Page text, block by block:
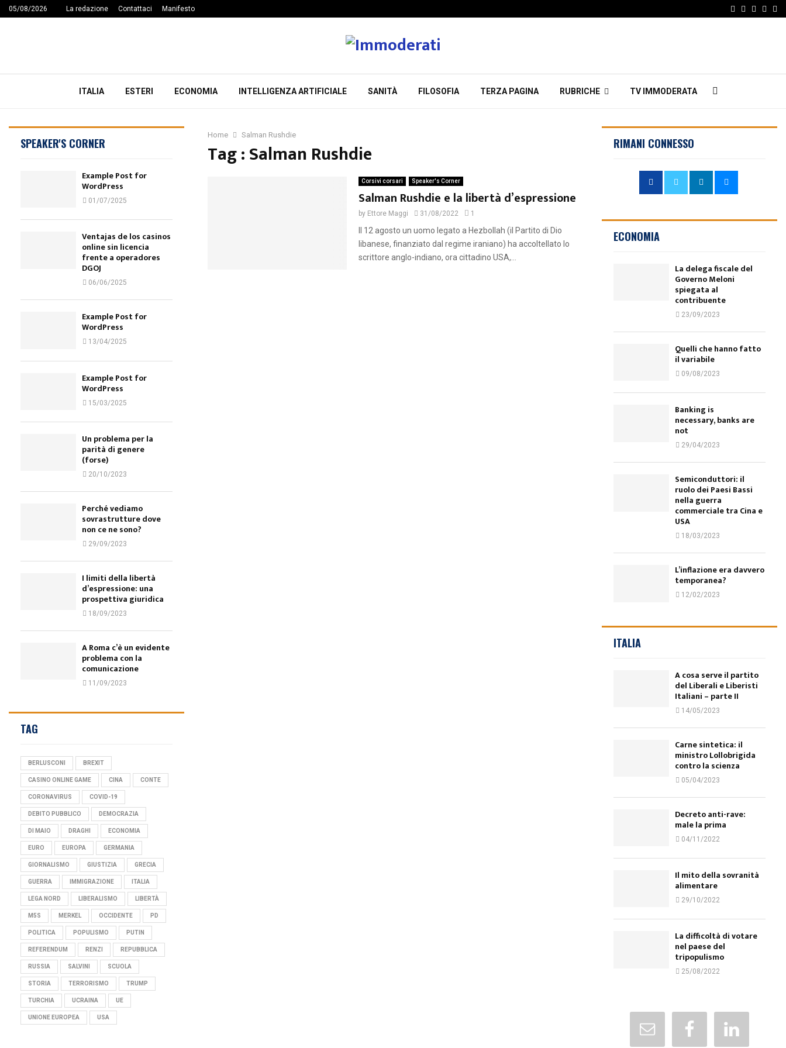
05/08/2026 La redazione Contattaci Manifesto Facebook
Twitter
ITALIA ESTERI ECONOMIA INTELLIGENZA ARTIFICIALE SANITÀ FILOSOFIA TERZA PAGINA RUBRICHE TV IMMODERATA
Home Salman Rushdie
Tag : Salman Rushdie
Corsivi corsari Speaker's Corner
Salman Rushdie e la libertà d’espressione
by Ettore Maggi 31/08/2022 1
Il 12 agosto un uomo legato a Hezbollah (il Partito di Dio
libanese, finanziato dal regime iraniano) ha accoltellato lo
scrittore anglo-indiano, ora cittadino USA,...
SPEAKER'S CORNER
Example Post for
WordPress
01/07/2025
Ventajas de los casinos
online sin licencia
frente a operadores
DGOJ
06/06/2025
Example Post for
WordPress
13/04/2025
Example Post for
WordPress
15/03/2025
Un problema per la
parità di genere
(forse)
20/10/2023
Perché vediamo
sovrastrutture dove
non ce ne sono?
29/09/2023
I limiti della libertà
d’espressione: una
prospettiva giuridica
18/09/2023
A Roma c’è un evidente
problema con la
comunicazione
11/09/2023
TAG
BERLUSCONI BREXIT
CASINO ONLINE GAME CINA CONTE
CORONAVIRUS COVID-19
DEBITO PUBBLICO DEMOCRAZIA
DI MAIO DRAGHI ECONOMIA
EURO EUROPA GERMANIA
GIORNALISMO GIUSTIZIA GRECIA
GUERRA IMMIGRAZIONE ITALIA
LEGA NORD LIBERALISMO LIBERTÀ
M5S MERKEL OCCIDENTE PD
POLITICA POPULISMO PUTIN
REFERENDUM RENZI REPUBBLICA
RUSSIA SALVINI SCUOLA
STORIA TERRORISMO TRUMP
TURCHIA UCRAINA UE
UNIONE EUROPEA USA
RIMANI CONNESSO
ECONOMIA
La delega fiscale del
Governo Meloni
spiegata al
contribuente
23/09/2023
Quelli che hanno fatto
il variabile
09/08/2023
Banking is
necessary, banks are
not
29/04/2023
Semiconduttori: il
ruolo dei Paesi Bassi
nella guerra
commerciale tra Cina e
USA
18/03/2023
L’inflazione era davvero
temporanea?
12/02/2023
ITALIA
A cosa serve il partito
del Liberali e Liberisti
Italiani – parte II
14/05/2023
Carne sintetica: il
ministro Lollobrigida
contro la scienza
05/04/2023
Decreto anti-rave:
male la prima
04/11/2022
Il mito della sovranità
alimentare
29/10/2022
La difficoltà di votare
nel paese del
tripopulismo
25/08/2022